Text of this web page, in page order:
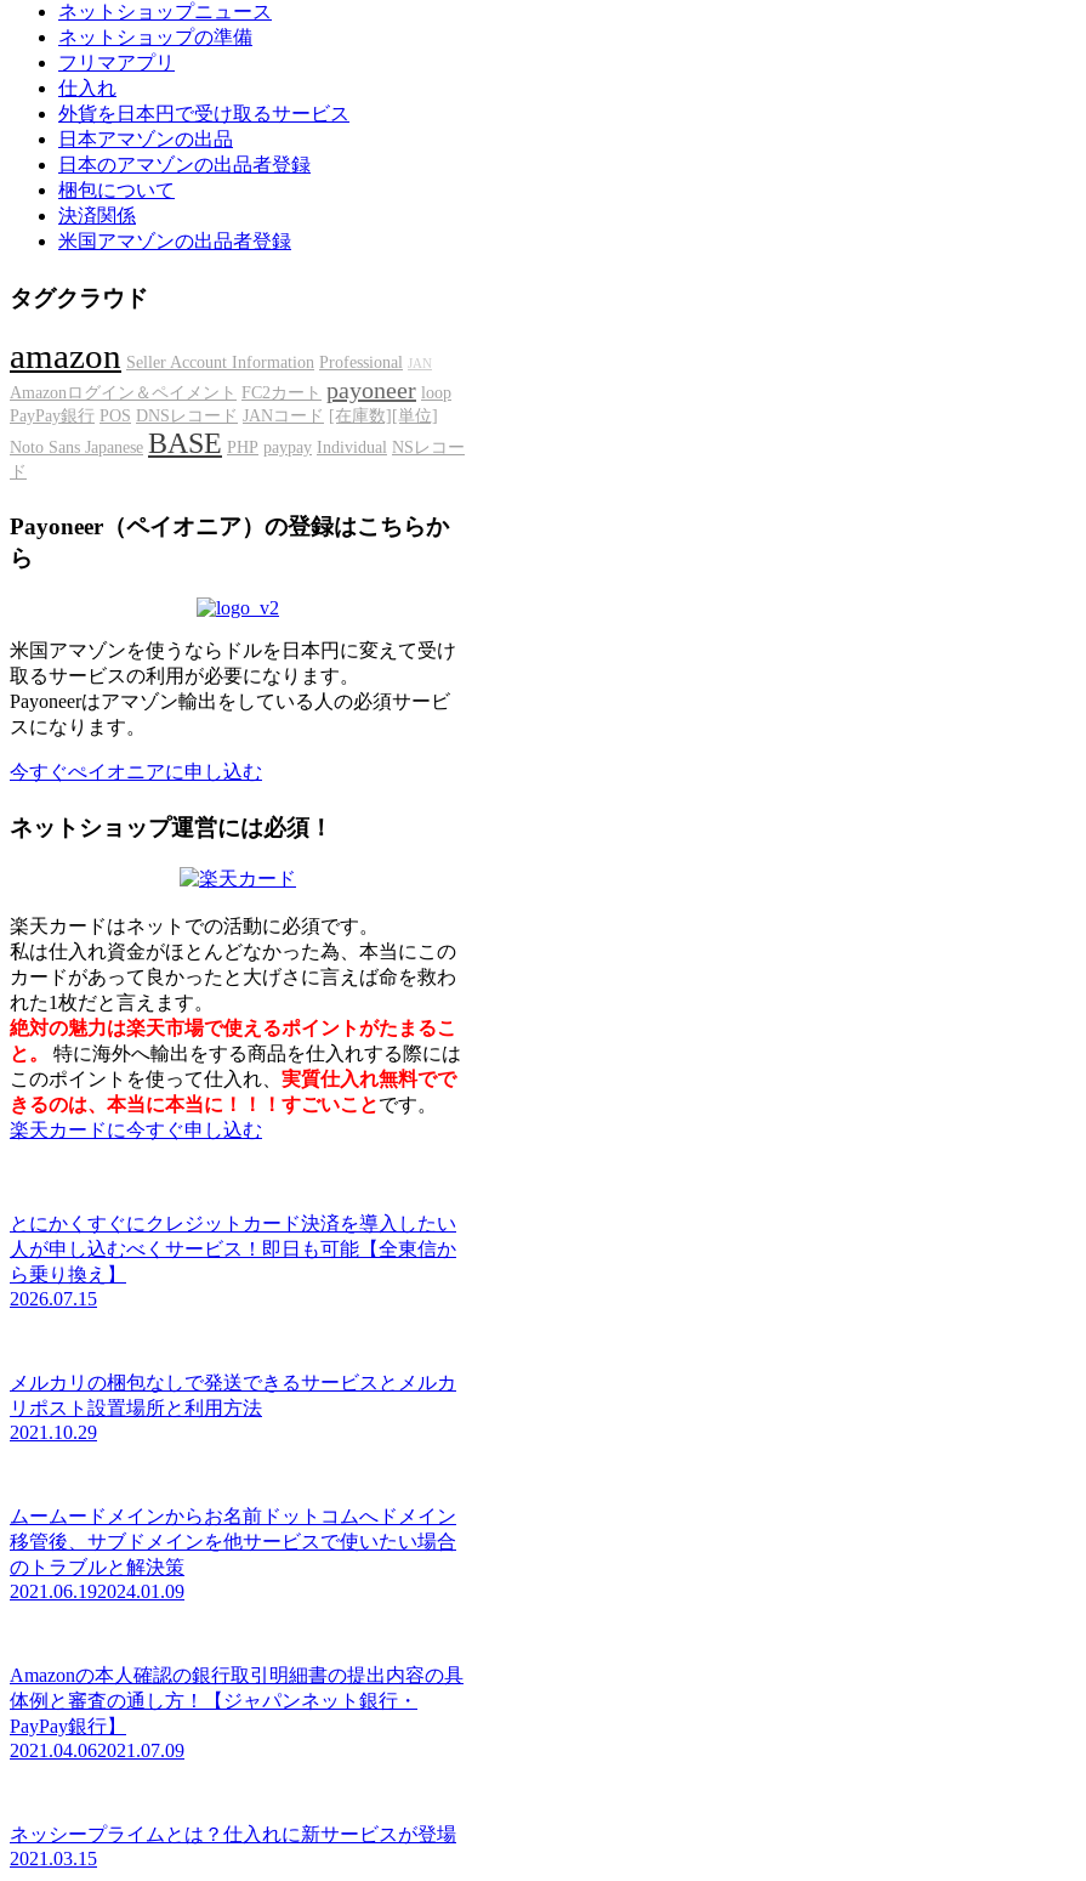
ネットショップニュース
ネットショップの準備
フリマアプリ
仕入れ
外貨を日本円で受け取るサービス
日本アマゾンの出品
日本のアマゾンの出品者登録
梱包について
決済関係
米国アマゾンの出品者登録
タグクラウド
amazon Seller Account Information Professional JAN
Amazonログイン＆ペイメント FC2カート payoneer loop
PayPay銀行 POS DNSレコード JANコード [在庫数][単位]
Noto Sans Japanese BASE PHP paypay Individual NSレコー
ド
Payoneer（ペイオニア）の登録はこちらか
ら
米国アマゾンを使うならドルを日本円に変えて受け
取るサービスの利用が必要になります。
Payoneerはアマゾン輸出をしている人の必須サービ
スになります。
今すぐぺイオニアに申し込む
ネットショップ運営には必須！
楽天カードはネットでの活動に必須です。
私は仕入れ資金がほとんどなかった為、本当にこの
カードがあって良かったと大げさに言えば命を救わ
れた1枚だと言えます。
絶対の魅力は楽天市場で使えるポイントがたまるこ
と。
特に海外へ輸出をする商品を仕入れする際には
このポイントを使って仕入れ、 実質仕入れ無料でで
きるのは、本当に本当に！！！すごいことです。
楽天カードに今すぐ申し込む
とにかくすぐにクレジットカード決済を導入したい
人が申し込むべくサービス！即日も可能【全東信か
ら乗り換え】
2026.07.15
メルカリの梱包なしで発送できるサービスとメルカ
リポスト設置場所と利用方法
2021.10.29
ムームードメインからお名前ドットコムへドメイン
移管後、サブドメインを他サービスで使いたい場合
のトラブルと解決策
2021.06.192024.01.09
Amazonの本人確認の銀行取引明細書の提出内容の具
体例と審査の通し方！【ジャパンネット銀行・
PayPay銀行】
2021.04.062021.07.09
ネッシープライムとは？仕入れに新サービスが登場
2021.03.15